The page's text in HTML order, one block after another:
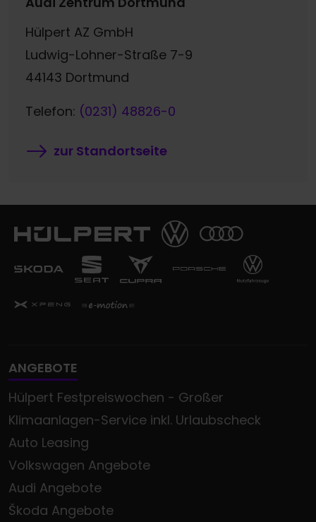
Hülpert AZ GmbH
Ludwig-Lohner-Straße 7-9
44143 Dortmund
Telefon: (0231) 48826-0
zur Standortseite
ANGEBOTE
Hülpert Festpreiswochen - Großer
Klimaanlagen-Service inkl. Urlaubscheck
Auto Leasing
Volkswagen Angebote
Audi Angebote
Škoda Angebote